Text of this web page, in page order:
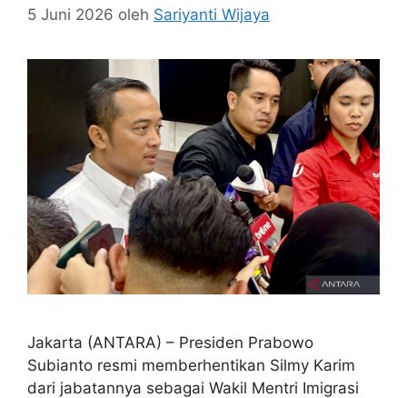
5 Juni 2026 oleh Sariyanti Wijaya
Jakarta (ANTARA) – Presiden Prabowo
Subianto resmi memberhentikan Silmy Karim
dari jabatannya sebagai Wakil Mentri Imigrasi